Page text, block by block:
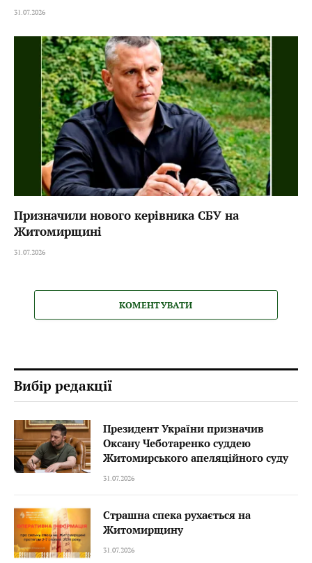
31.07.2026
Призначили нового керівника СБУ на
Житомирщині
31.07.2026
КОМЕНТУВАТИ
Вибір редакції
Президент України призначив
Оксану Чеботаренко суддею
Житомирського апеляційного суду
31.07.2026
Страшна спека рухається на
Житомирщину
31.07.2026